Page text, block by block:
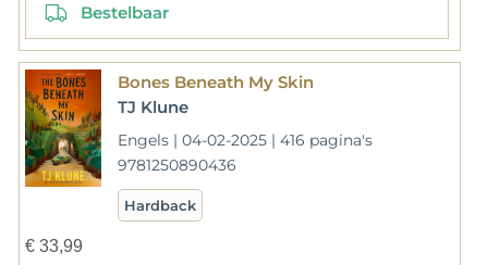
Bestelbaar
Bones Beneath My Skin
TJ Klune
Engels | 04-02-2025 | 416 pagina's
9781250890436
Hardback
€33,99